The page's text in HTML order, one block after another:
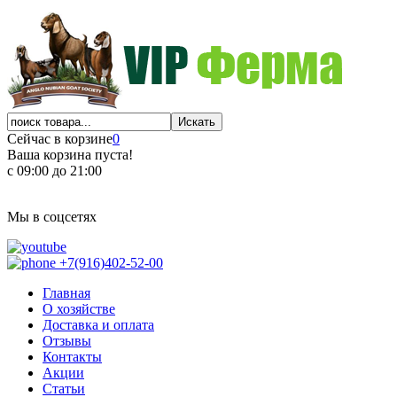
Сейчас в корзине0
Ваша корзина пуста!
с 09:00 до 21:00
Мы в соцсетях
+7(916)402-52-00
Главная
О хозяйстве
Доставка и оплата
Отзывы
Контакты
Акции
Статьи